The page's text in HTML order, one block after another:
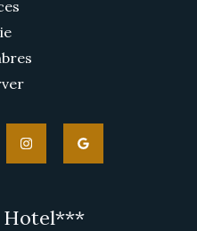
Hotel***